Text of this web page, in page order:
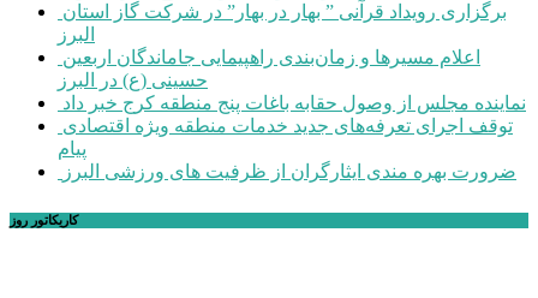
البرز
حسینی (ع) در البرز
نماینده مجلس از وصول حقابه باغات پنج منطقه کرج خبر داد
پیام
ضرورت بهره مندی ایثارگران از ظرفیت های ورزشی البرز
کاریکاتور روز